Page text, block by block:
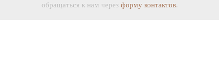
обращаться к нам через форму контактов.